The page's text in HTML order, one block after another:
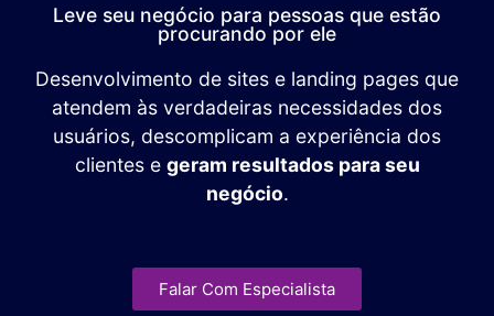
Leve seu negócio para pessoas que estão
procurando por ele
Desenvolvimento de sites e landing pages que
atendem às verdadeiras necessidades dos
usuários, descomplicam a experiência dos
clientes e geram resultados para seu
negócio.
Falar Com Especialista